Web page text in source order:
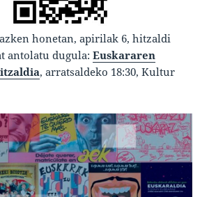
honetan, apirilak 6, hitzaldi
antolatu dugula:Euskararen
, arratsaldeko 18:30, Kultur